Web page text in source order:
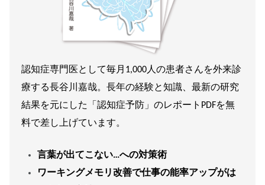
認知症専門医として毎月1,000人の患者さんを外来診
療する長谷川嘉哉。長年の経験と知識、最新の研究
結果を元にした「認知症予防」のレポートPDFを無
料で差し上げています。
言葉が出てこない…への対策術
ワーキングメモリ改善で仕事の能率アップがは